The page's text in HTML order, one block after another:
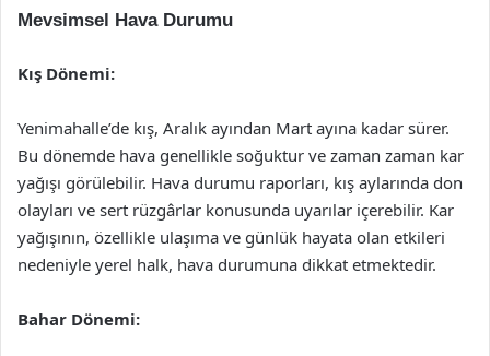
Mevsimsel Hava Durumu
Kış Dönemi:
Yenimahalle’de kış, Aralık ayından Mart ayına kadar sürer.
Bu dönemde hava genellikle soğuktur ve zaman zaman kar
yağışı görülebilir. Hava durumu raporları, kış aylarında don
olayları ve sert rüzgârlar konusunda uyarılar içerebilir. Kar
yağışının, özellikle ulaşıma ve günlük hayata olan etkileri
nedeniyle yerel halk, hava durumuna dikkat etmektedir.
Bahar Dönemi: